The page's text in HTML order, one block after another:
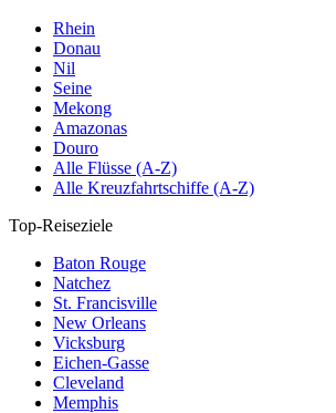
Rhein
Donau
Nil
Seine
Mekong
Amazonas
Douro
Alle Flüsse (A-Z)
Alle Kreuzfahrtschiffe (A-Z)
Top-Reiseziele
Baton Rouge
Natchez
St. Francisville
New Orleans
Vicksburg
Eichen-Gasse
Cleveland
Memphis